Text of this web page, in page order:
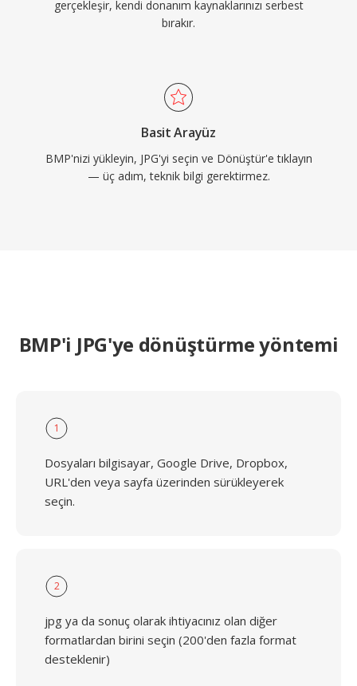
gerçekleşir, kendi donanım kaynaklarınızı serbest
bırakır.
Basit Arayüz
BMP'nizi yükleyin, JPG'yi seçin ve Dönüştür'e tıklayın
— üç adım, teknik bilgi gerektirmez.
BMP'i JPG'ye dönüştürme yöntemi
1
Dosyaları bilgisayar, Google Drive, Dropbox,
URL'den veya sayfa üzerinden sürükleyerek
seçin.
2
jpg ya da sonuç olarak ihtiyacınız olan diğer
formatlardan birini seçin (200'den fazla format
desteklenir)